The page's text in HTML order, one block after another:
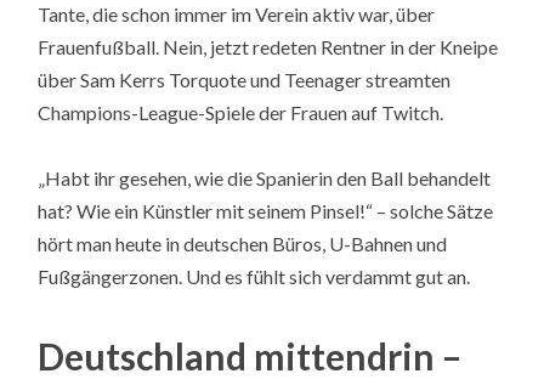
Tante, die schon immer im Verein aktiv war, über
Frauenfußball. Nein, jetzt redeten Rentner in der Kneipe
über Sam Kerrs Torquote und Teenager streamten
Champions-League-Spiele der Frauen auf Twitch.
„Habt ihr gesehen, wie die Spanierin den Ball behandelt
hat? Wie ein Künstler mit seinem Pinsel!“ – solche Sätze
hört man heute in deutschen Büros, U-Bahnen und
Fußgängerzonen. Und es fühlt sich verdammt gut an.
Deutschland mittendrin –